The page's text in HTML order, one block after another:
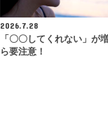
2026.7.28
「〇〇してくれない」が
ら要注意！